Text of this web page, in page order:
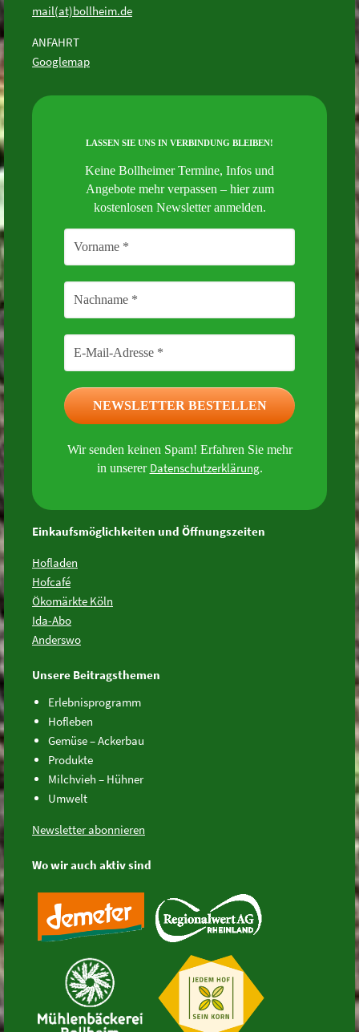
mail(at)bollheim.de
ANFAHRT
Googlemap
LASSEN SIE UNS IN VERBINDUNG BLEIBEN!
Keine Bollheimer Termine, Infos und
Angebote mehr verpassen – hier zum
kostenlosen Newsletter anmelden.
Wir senden keinen Spam! Erfahren Sie mehr
in unserer Datenschutzerklärung.
Einkaufsmöglichkeiten und Öffnungszeiten
Hofladen
Hofcafé
Ökomärkte Köln
Ida-Abo
Anderswo
Unsere Beitragsthemen
Erlebnisprogramm
Hofleben
Gemüse – Ackerbau
Produkte
Milchvieh – Hühner
Umwelt
Newsletter abonnieren
Wo wir auch aktiv sind